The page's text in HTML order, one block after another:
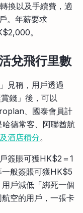
換以及手續費，適
。年薪要求
。
兌飛行里數
見稱，用戶透過
錢」後，可以
、國泰會員計
德常客、阿聯酋航
酒店積分。
簽賬可獲HK$2＝1
般簽賬可獲HK$5
戶減低「綁死一個
空的用戶，一張卡